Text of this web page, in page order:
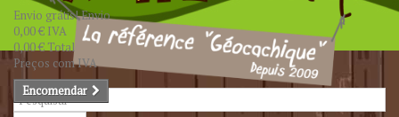
Envio grátis!Envio
0,00 € IVA
0,00 €Total
Preços com IVA
Encomendar